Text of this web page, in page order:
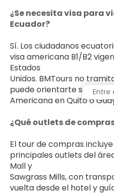
¿Se necesita visa para
Ecuador?
Sí. Los ciudadanos
visa americana B1/B2
Estados
Unidos. BMTours no
puede orientarte sobre el
Americana en Quito o
¿Qué outlets de
El tour de compras
principales outlets del
Mall y
Sawgrass Mills, con
vuelta desde el hotel y
Entre